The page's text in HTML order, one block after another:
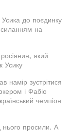
Усика до поєдинку
на
який
Усику
намір зустрітися
і Фабіо
чемпіон
нього просили. А